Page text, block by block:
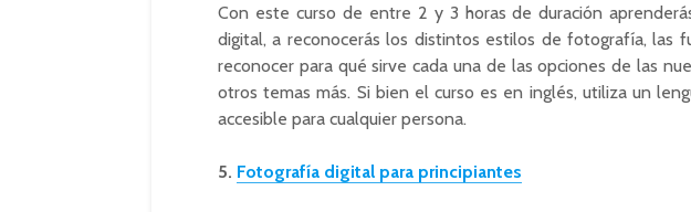
Con este curso de entre 2 y 3 horas de duración
digital, a reconocerás los distintos estilos de fotografía, las
reconocer para qué sirve cada una de las opciones de las
otros temas más. Si bien el curso es en inglés, utiliza un
accesible para cualquier persona.
5. Fotografía digital para principiantes